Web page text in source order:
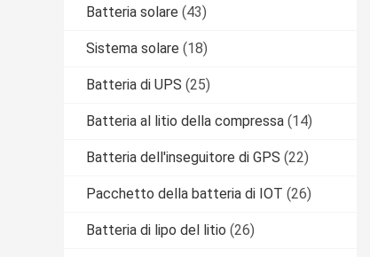
Batteria solare (43)
Sistema solare (18)
Batteria di UPS (25)
Batteria al litio della compressa (14)
Batteria dell'inseguitore di GPS (22)
Pacchetto della batteria di IOT (26)
Batteria di lipo del litio (26)